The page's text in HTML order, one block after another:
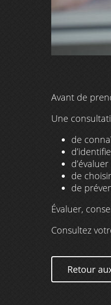
Avant de
Une
de
de
de
Évaluer,
Consultez
Retour